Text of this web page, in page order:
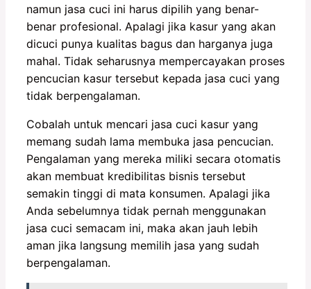
namun jasa cuci ini harus dipilih yang benar-
benar profesional. Apalagi jika kasur yang akan
dicuci punya kualitas bagus dan harganya juga
mahal. Tidak seharusnya mempercayakan proses
pencucian kasur tersebut kepada jasa cuci yang
tidak berpengalaman.
Cobalah untuk mencari jasa cuci kasur yang
memang sudah lama membuka jasa pencucian.
Pengalaman yang mereka miliki secara otomatis
akan membuat kredibilitas bisnis tersebut
semakin tinggi di mata konsumen. Apalagi jika
Anda sebelumnya tidak pernah menggunakan
jasa cuci semacam ini, maka akan jauh lebih
aman jika langsung memilih jasa yang sudah
berpengalaman.